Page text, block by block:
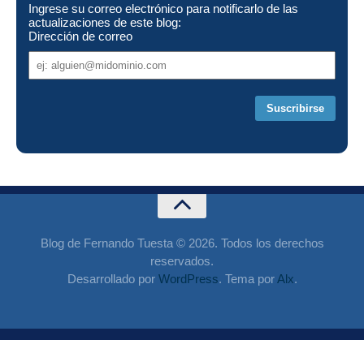
Ingrese su correo electrónico para notificarlo de las
actualizaciones de este blog:
Dirección de correo
Dirección
de
Blog de Fernando Tuesta © 2026. Todos los derechos
reservados.
Desarrollado por WordPress. Tema porAlx.